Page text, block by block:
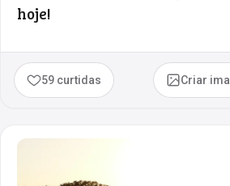
hoje!
59 curtidas Criar